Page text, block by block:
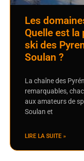
Les
Quelle est
ski des
Soulan ?
La chaîne des
remarquables,
aux amateurs de
Soulan et
LIRE LA SUITE »